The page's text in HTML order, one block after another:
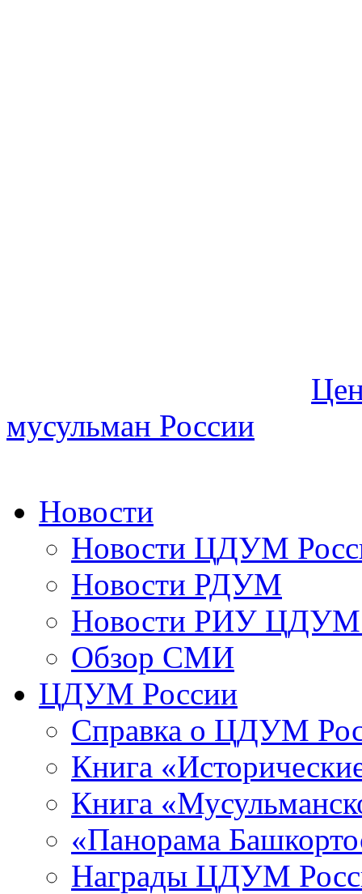
мусульман России
Новости
Новости ЦДУМ
Новости РДУМ
Новости РИУ ЦДУМ
Обзор СМИ
ЦДУМ России
Справка о ЦДУМ
Книга
Книга
«Панорама
Награды ЦДУМ